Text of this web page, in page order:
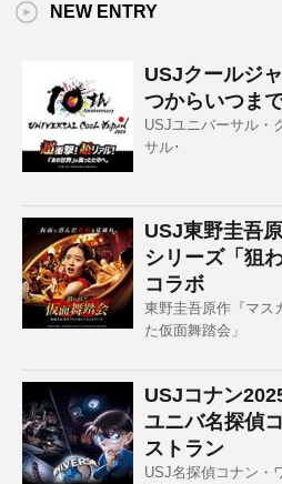
NEW ENTRY
USJクールジ
つからいつま
USJユニバーサル・
サル･
USJ東野圭吾
シリーズ「狙
コラボ
東野圭吾原作『マス
た仮面舞踏会」
USJコナン
ユニバ名探偵
ストラン
USJ名探偵コナン・